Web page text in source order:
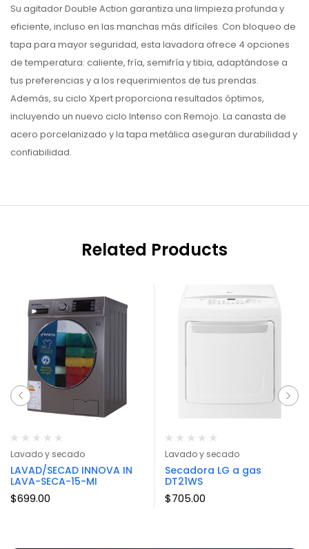
Su agitador Double Action garantiza una limpieza profunda y
eficiente, incluso en las manchas más difíciles. Con bloqueo de
tapa para mayor seguridad, esta lavadora ofrece 4 opciones
de temperatura: caliente, fría, semifría y tibia, adaptándose a
tus preferencias y a los requerimientos de tus prendas.
Además, su ciclo Xpert proporciona resultados óptimos,
incluyendo un nuevo ciclo Intenso con Remojo. La canasta de
acero porcelanizado y la tapa metálica aseguran durabilidad y
confiabilidad.
Related Products
Lavado y secado
LAVAD/SECAD INNOVA IN
LAVA-SECA-15-MI
$699.00
Lavado y secado
Secadora LG a gas
DT21WS
$705.00